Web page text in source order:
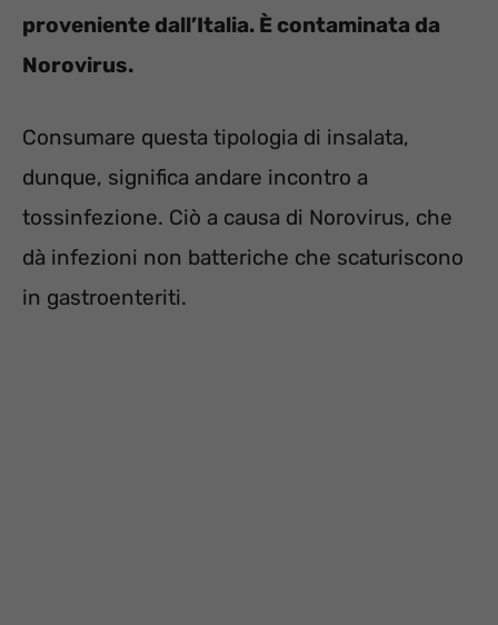
proveniente dall’Italia. È contaminata da
Norovirus.
Consumare questa tipologia di insalata,
dunque, significa andare incontro a
tossinfezione. Ciò a causa di Norovirus, che
dà infezioni non batteriche che scaturiscono
in gastroenteriti.